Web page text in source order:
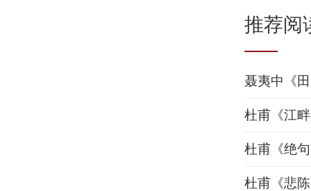
推荐阅
聂夷中《
杜甫《江
杜甫《绝
杜甫《悲